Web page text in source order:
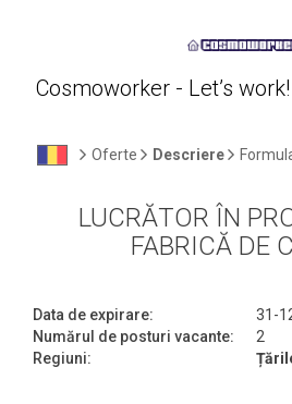
Cosmoworker - Let’s
Oferte Descriere
LUCRĂTOR ÎN
FABRICĂ DE
Data de expirare:
31-
Numărul de posturi vacante:
2
Regiuni: